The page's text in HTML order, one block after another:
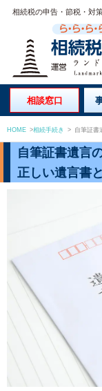
相続税の申告・節税・対
相談窓口
HOME >相続手続き > 自筆証書
自筆証書遺言
正しい遺言書